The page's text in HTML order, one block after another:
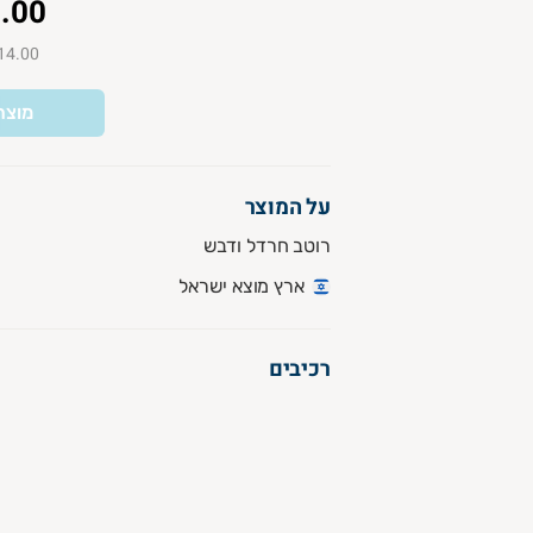
₪14.00 ל-
על המוצר
רוטב חרדל ודבש
ארץ מוצא ישראל
רכיבים